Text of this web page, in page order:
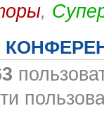
,